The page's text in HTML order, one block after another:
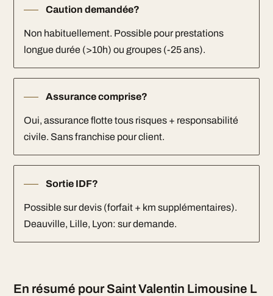
Caution demandée?
Non habituellement. Possible pour prestations
longue durée (>10h) ou groupes (-25 ans).
Assurance comprise?
Oui, assurance flotte tous risques + responsabilité
civile. Sans franchise pour client.
Sortie IDF?
Possible sur devis (forfait + km supplémentaires).
Deauville, Lille, Lyon: sur demande.
En résumé pour Saint Valentin Limousine L